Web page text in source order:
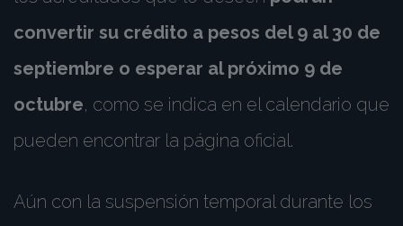
convertir su crédito a pesos del 9 al 30 de
septiembre o esperar al próximo 9 de
octubre, como se indica en el calendario que
pueden encontrar la página oficial.
Aún con la suspensión temporal durante los